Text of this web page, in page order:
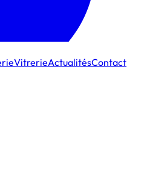
VitrerieActualitésContact